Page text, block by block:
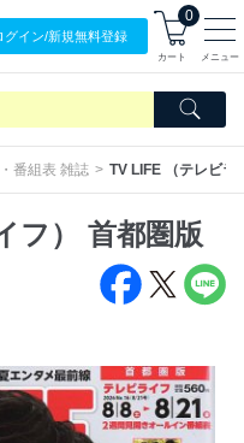
グイン/新規無料登録
0
カート メニュー
番組表 雑誌 TV LIFE （テレビラ
フ） 首都圏版